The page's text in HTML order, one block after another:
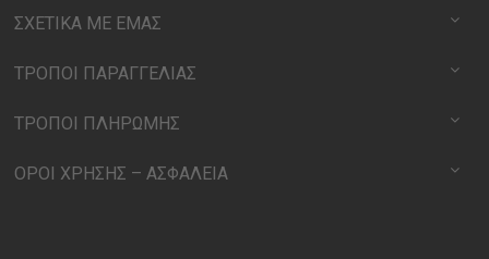
προσωπικών δεδομένων
ΣΧΕΤΙΚΑ ΜΕ ΕΜΑΣ
ΤΡΟΠΟΙ ΠΑΡΑΓΓΕΛΙΑΣ
ΤΡΟΠΟΙ ΠΛΗΡΩΜΗΣ